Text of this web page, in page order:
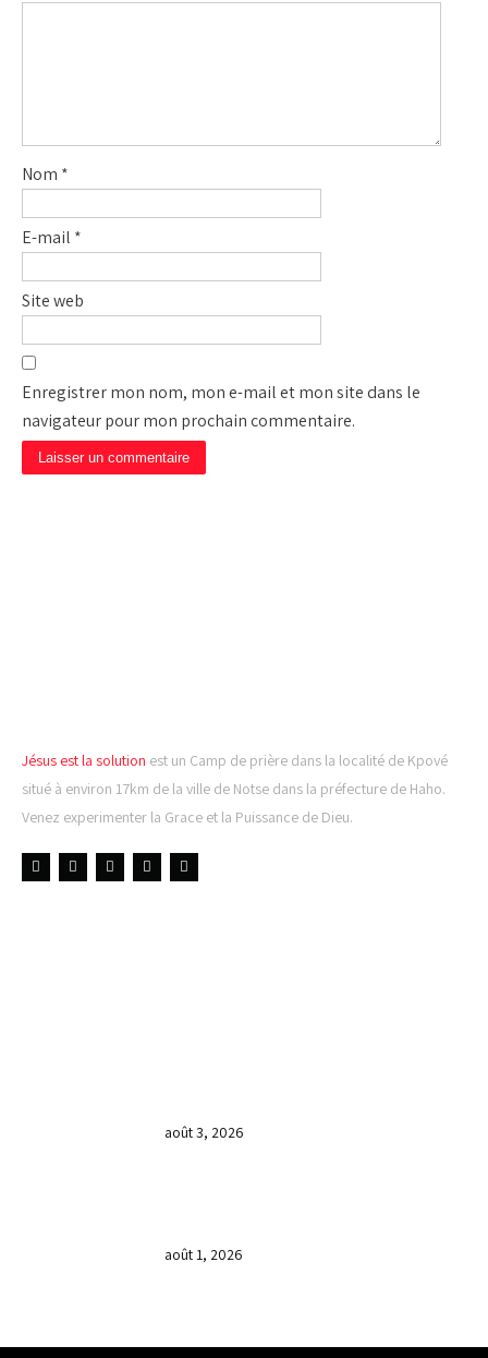
Nom *
E-mail *
Site web
Enregistrer mon nom, mon e-mail et mon site dans le
navigateur pour mon prochain commentaire.
Jésus est la solution est un Camp de prière dans la localité de Kpové
situé à environ 17km de la ville de Notse dans la préfecture de Haho.
Venez experimenter la Grace et la Puissance de Dieu.
août 3, 2026
août 1, 2026